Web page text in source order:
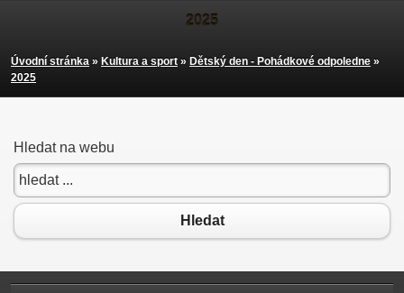
2025
Úvodní stránka » Kultura a sport » Dětský den - Pohádkové odpoledne »
2025
Hledat na webu
Hledat